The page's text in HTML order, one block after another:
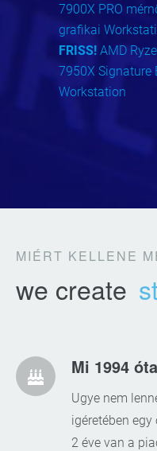
7900X PRO
grafikai
FRISS!AMD
7950X Signature
Workstation
MIÉRT KELLENE
we create
Mi 1994
Ugye nem
igéretében
2 éve van a